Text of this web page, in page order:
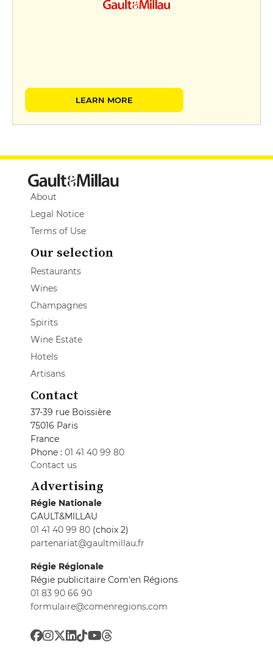
LEARN MORE
About
Legal Notice
Terms of Use
Our selection
Restaurants
Wines
Champagnes
Spirits
Wine Estate
Hotels
Artisans
Contact
37-39 rue Boissière
75016 Paris
France
Phone : 01 41 40 99 80
Contact us
Advertising
Régie Nationale
GAULT&MILLAU
01 41 40 99 80 (choix 2)
partenariat@gaultmillau.fr
Régie Régionale
Régie publicitaire Com'en Régions
01 83 90 66 90
formulaire@comenregions.com